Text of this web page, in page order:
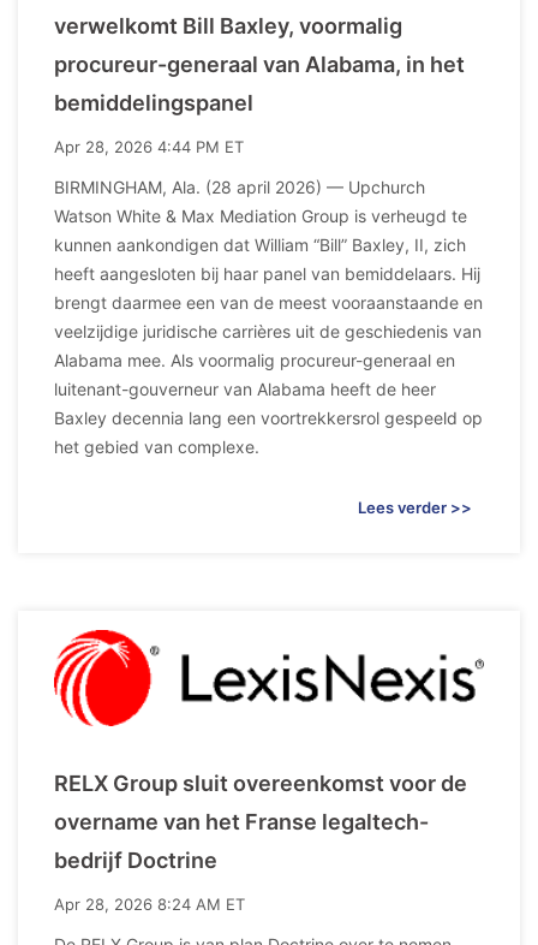
verwelkomt Bill Baxley, voormalig
procureur-generaal van Alabama, in het
bemiddelingspanel
Apr 28, 2026 4:44 PM ET
BIRMINGHAM, Ala. (28 april 2026) — Upchurch
Watson White & Max Mediation Group is verheugd te
kunnen aankondigen dat William “Bill” Baxley, II, zich
heeft aangesloten bij haar panel van bemiddelaars. Hij
brengt daarmee een van de meest vooraanstaande en
veelzijdige juridische carrières uit de geschiedenis van
Alabama mee. Als voormalig procureur-generaal en
luitenant-gouverneur van Alabama heeft de heer
Baxley decennia lang een voortrekkersrol gespeeld op
het gebied van complexe.
Lees verder >>
RELX Group sluit overeenkomst voor de
overname van het Franse legaltech-
bedrijf Doctrine
Apr 28, 2026 8:24 AM ET